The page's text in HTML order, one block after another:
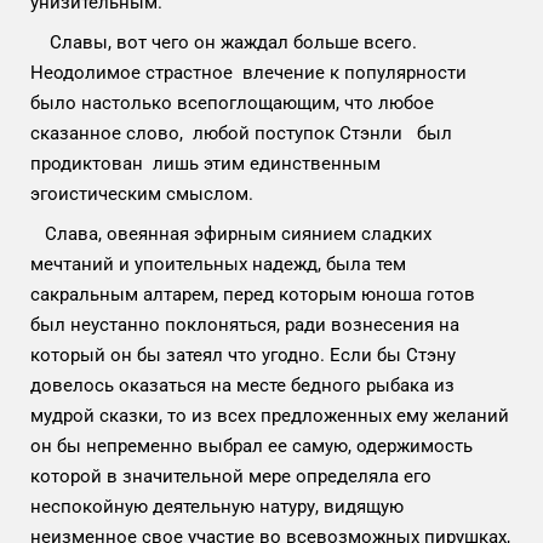
Славы, вот чего он жаждал больше всего.
Неодолимое страстное влечение к популярности
было настолько всепоглощающим, что любое
сказанное слово, любой поступок Стэнли был
продиктован лишь этим единственным
эгоистическим смыслом.
Слава, овеянная эфирным сиянием сладких
мечтаний и упоительных надежд, была тем
сакральным алтарем, перед которым юноша готов
был неустанно поклоняться, ради вознесения на
который он бы затеял что угодно. Если бы Стэну
довелось оказаться на месте бедного рыбака из
мудрой сказки, то из всех предложенных ему желаний
он бы непременно выбрал ее самую, одержимость
которой в значительной мере определяла его
неспокойную деятельную натуру, видящую
неизменное свое участие во всевозможных пирушках,